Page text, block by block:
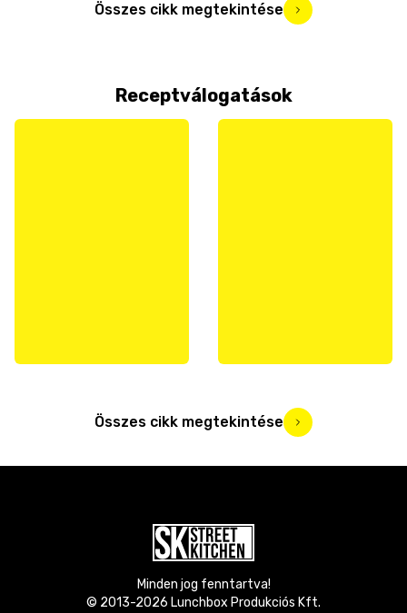
Összes cikk megtekintése
Receptválogatások
Összes cikk megtekintése
Minden jog fenntartva!
© 2013-2026 Lunchbox Produkciós Kft.